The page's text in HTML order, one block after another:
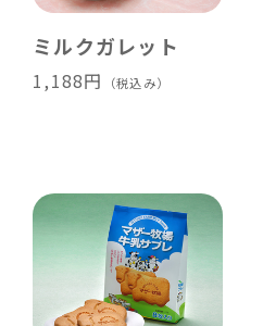
ミルクガレット
1,188円 （税込み）